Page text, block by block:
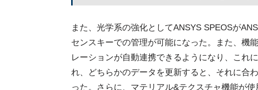
また、光学系の強化としてANSYS SPEOSが
センスキーでの管理が可能になった。また、機
レーションが自動連携できるようになり、これ
れ、どちらかのデータを更新すると、それに合
った。さらに、マテリアル&テクスチャ機能が